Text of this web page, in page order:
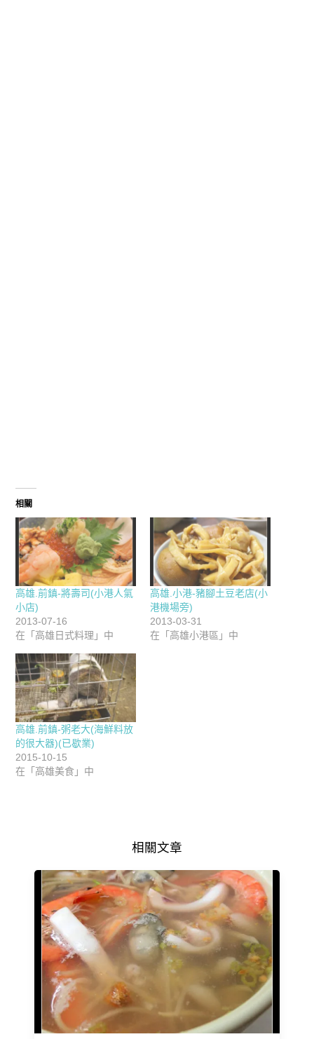
相關
高雄.前鎮-將壽司(小港人氣
小店)
2013-07-16
在「高雄日式料理」中
高雄.小港-豬腳土豆老店(小
港機場旁)
2013-03-31
在「高雄小港區」中
高雄.前鎮-粥老大(海鮮料放
的很大器)(已歇業)
2015-10-15
在「高雄美食」中
相關文章